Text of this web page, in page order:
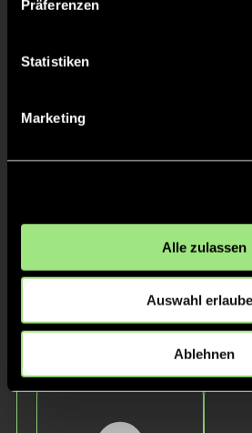
Präferenzen
Statistiken
Marketing
Alle zulassen
Auswahl
Ablehnen
Petersen
Jakob